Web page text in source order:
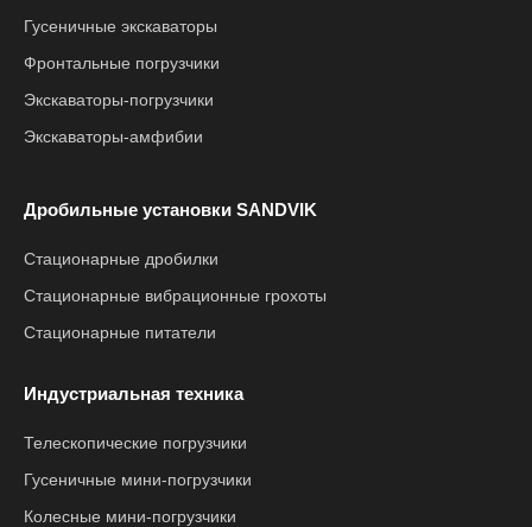
Гусеничные экскаваторы
Фронтальные погрузчики
Экскаваторы-погрузчики
Экскаваторы-амфибии
Дробильные установки SANDVIK
Стационарные дробилки
Стационарные вибрационные грохоты
Стационарные питатели
Индустриальная техника
Телескопические погрузчики
Гусеничные мини-погрузчики
Колесные мини-погрузчики